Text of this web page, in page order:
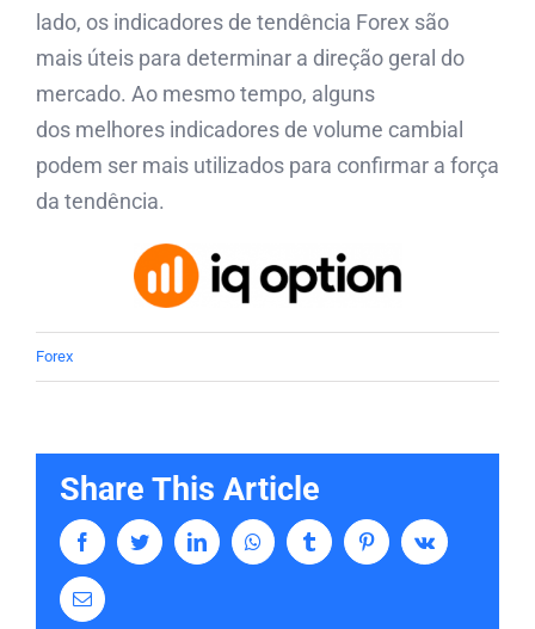
lado, os indicadores de tendência Forex são
mais úteis para determinar a direção geral do
mercado. Ao mesmo tempo, alguns
dos melhores indicadores de volume cambial
podem ser mais utilizados para confirmar a força
da tendência.
Forex
Share This Article
FacebookTwitterLinkedInWhatsappTumblr PinterestVk
Email